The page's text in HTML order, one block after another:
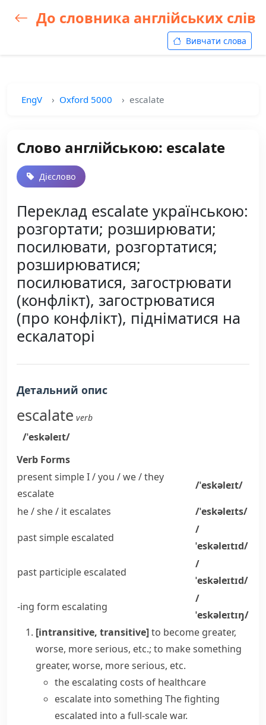
До словника англійських слів
Вивчати слова
EngV Oxford 5000 escalate
Слово англійською: escalate
Дієслово
Переклад escalate українською:
розгортати; розширювати;
посилювати, розгортатися;
розширюватися;
посилюватися, загострювати
(конфлікт), загострюватися
(про конфлікт), підніматися на
ескалаторі
Детальний опис
escalate verb
/ˈeskəleɪt/
Verb Forms
present simple I / you / we / they
escalate
/ˈeskəleɪt/
he / she / it escalates
/ˈeskəleɪts/
past simple escalated
/
ˈeskəleɪtɪd/
past participle escalated
/
ˈeskəleɪtɪd/
-ing form escalating
/
ˈeskəleɪtɪŋ/
[intransitive, transitive]to become greater,
worse, more serious, etc.; to make something
greater, worse, more serious, etc.
the escalating costs of healthcare
escalate into something The fighting
escalated into a full-scale war.